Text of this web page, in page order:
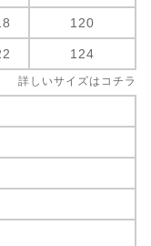
120
124
詳しいサイズは コチラ